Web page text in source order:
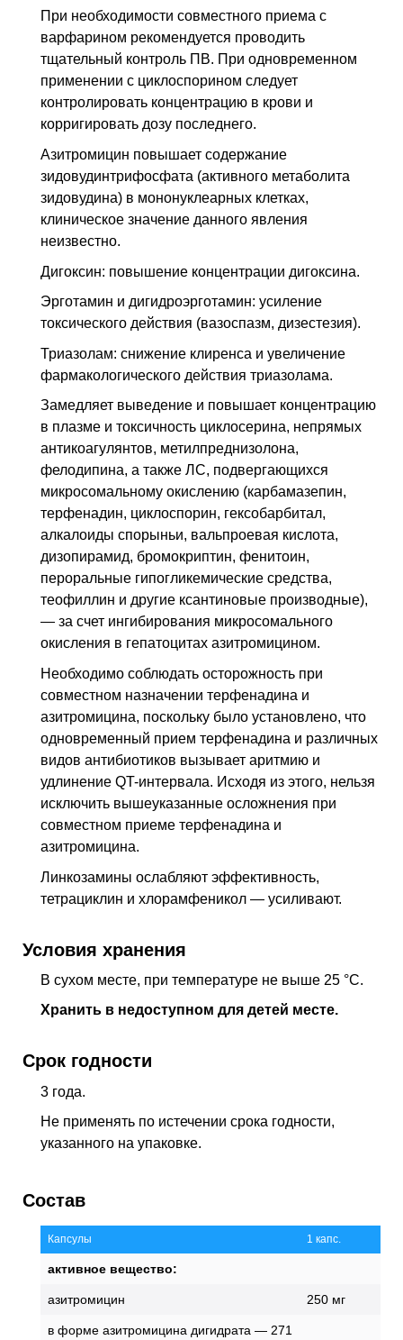
При необходимости совместного приема с
варфарином рекомендуется проводить
тщательный контроль ПВ. При одновременном
применении с циклоспорином следует
контролировать концентрацию в крови и
корригировать дозу последнего.
Азитромицин повышает содержание
зидовудинтрифосфата (активного метаболита
зидовудина) в мононуклеарных клетках,
клиническое значение данного явления
неизвестно.
Дигоксин: повышение концентрации дигоксина.
Эрготамин и дигидроэрготамин: усиление
токсического действия (вазоспазм, дизестезия).
Триазолам: снижение клиренса и увеличение
фармакологического действия триазолама.
Замедляет выведение и повышает концентрацию
в плазме и токсичность циклосерина, непрямых
антикоагулянтов, метилпреднизолона,
фелодипина, а также ЛС, подвергающихся
микросомальному окислению (карбамазепин,
терфенадин, циклоспорин, гексобарбитал,
алкалоиды спорыньи, вальпроевая кислота,
дизопирамид, бромокриптин, фенитоин,
пероральные гипогликемические средства,
теофиллин и другие ксантиновые производные),
— за счет ингибирования микросомального
окисления в гепатоцитах азитромицином.
Необходимо соблюдать осторожность при
совместном назначении терфенадина и
азитромицина, поскольку было установлено, что
одновременный прием терфенадина и различных
видов антибиотиков вызывает аритмию и
удлинение QT-интервала. Исходя из этого, нельзя
исключить вышеуказанные осложнения при
совместном приеме терфенадина и
азитромицина.
Линкозамины ослабляют эффективность,
тетрациклин и хлорамфеникол — усиливают.
Условия хранения
В сухом месте, при температуре не выше 25 °C.
Хранить в недоступном для детей месте.
Срок годности
3 года.
Не применять по истечении срока годности,
указанного на упаковке.
Состав
Капсулы 1 капс.
активное вещество:
азитромицин 250 мг
в форме азитромицина дигидрата — 271